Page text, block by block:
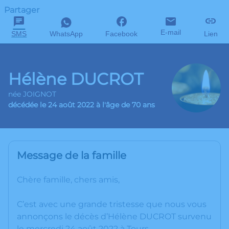
Partager
SMS WhatsApp Facebook E-mail Lien
Hélène DUCROT
née JOIGNOT
décédée le 24 août 2022 à l'âge de 70 ans
Message de la famille
Chère famille, chers amis,
C’est avec une grande tristesse que nous vous
annonçons le décès d’Hélène DUCROT survenu